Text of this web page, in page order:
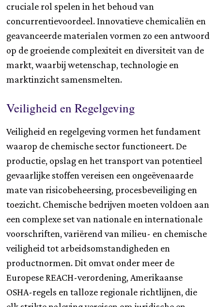
cruciale rol spelen in het behoud van
concurrentievoordeel. Innovatieve chemicaliën en
geavanceerde materialen vormen zo een antwoord
op de groeiende complexiteit en diversiteit van de
markt, waarbij wetenschap, technologie en
marktinzicht samensmelten.
Veiligheid en Regelgeving
Veiligheid en regelgeving vormen het fundament
waarop de chemische sector functioneert. De
productie, opslag en het transport van potentieel
gevaarlijke stoffen vereisen een ongeëvenaarde
mate van risicobeheersing, procesbeveiliging en
toezicht. Chemische bedrijven moeten voldoen aan
een complexe set van nationale en internationale
voorschriften, variërend van milieu- en chemische
veiligheid tot arbeidsomstandigheden en
productnormen. Dit omvat onder meer de
Europese REACH-verordening, Amerikaanse
OSHA-regels en talloze regionale richtlijnen, die